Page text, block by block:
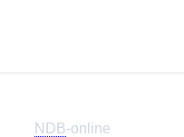
NDB-online